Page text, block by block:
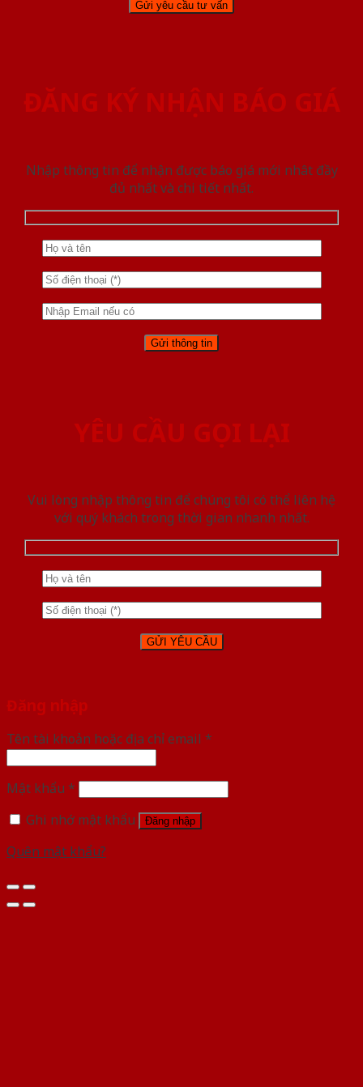
ĐĂNG KÝ NHẬN BÁO GIÁ
Nhập thông tin để nhận được báo giá mới nhât đầy
đủ nhất và chi tiết nhất.
YÊU CẦU GỌI LẠI
Vui lòng nhập thông tin để chúng tôi có thể liên hệ
với quý khách trong thời gian nhanh nhất.
Đăng nhập
Tên tài khoản hoặc địa chỉ email *
Mật khẩu *
Ghi nhớ mật khẩu
Đăng nhập
Quên mật khẩu?